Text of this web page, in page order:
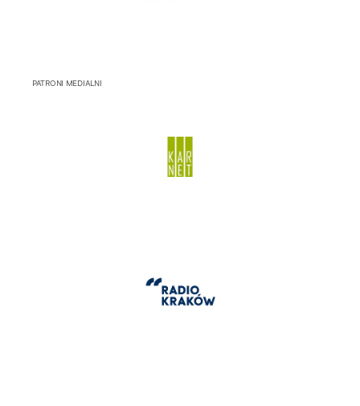
PATRONI MEDIALNI